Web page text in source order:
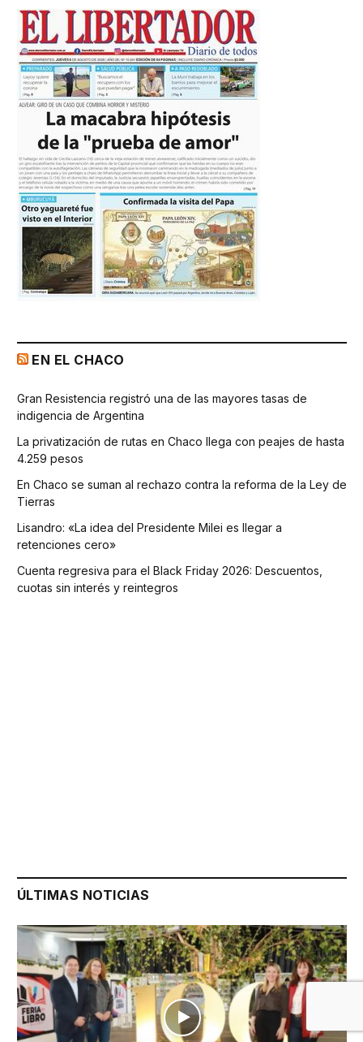
EN EL CHACO
Gran Resistencia registró una de las mayores tasas de
indigencia de Argentina
La privatización de rutas en Chaco llega con peajes de hasta
4.259 pesos
En Chaco se suman al rechazo contra la reforma de la Ley de
Tierras
Lisandro: «La idea del Presidente Milei es llegar a
retenciones cero»
Cuenta regresiva para el Black Friday 2026: Descuentos,
cuotas sin interés y reintegros
ÚLTIMAS NOTICIAS